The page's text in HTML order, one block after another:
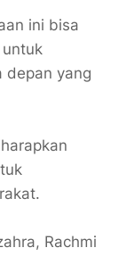
ini bisa
untuk
depan yang
Rachmi